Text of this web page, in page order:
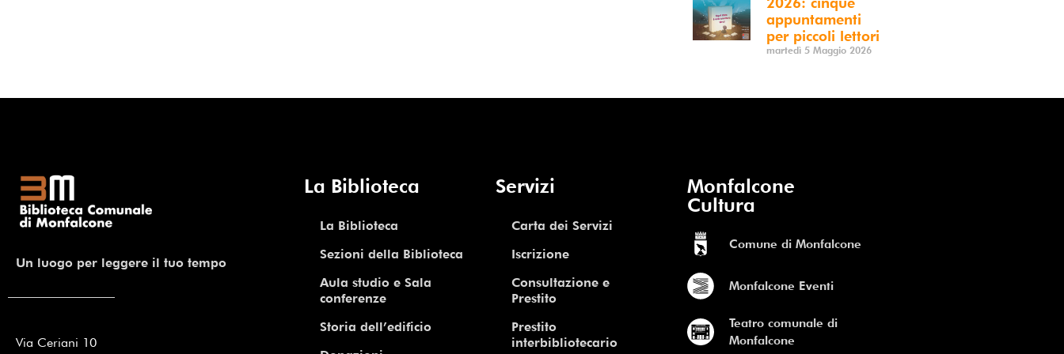
appuntamenti
per piccoli lettori
martedì 5 Maggio 2026
Un luogo per leggere il tuo tempo
Via Ceriani 10
La Biblioteca
La Biblioteca
Sezioni della Biblioteca
Aula studio e Sala
conferenze
Storia dell’edificio
Servizi
Carta dei Servizi
Iscrizione
Consultazione e
Prestito
Prestito
interbibliotecario
Monfalcone
Cultura
Comune di Monfalcone
Monfalcone Eventi
Teatro comunale di
Monfalcone